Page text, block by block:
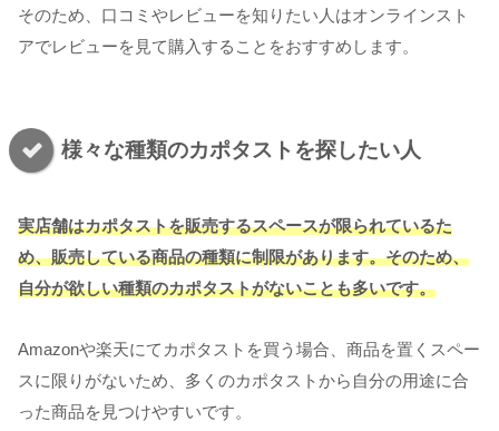
そのため、口コミやレビューを知りたい人はオンラインスト
アでレビューを見て購入することをおすすめします。
様々な種類のカポタストを探したい人
実店舗はカポタストを販売するスペースが限られているた
め、販売している商品の種類に制限があります。そのため、
自分が欲しい種類のカポタストがないことも多いです。
Amazonや楽天にてカポタストを買う場合、商品を置くスペー
スに限りがないため、多くのカポタストから自分の用途に合
った商品を見つけやすいです。